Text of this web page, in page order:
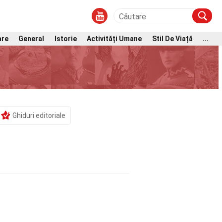
General Istorie Activități Umane Stil De Viață
...
Ghiduri editoriale